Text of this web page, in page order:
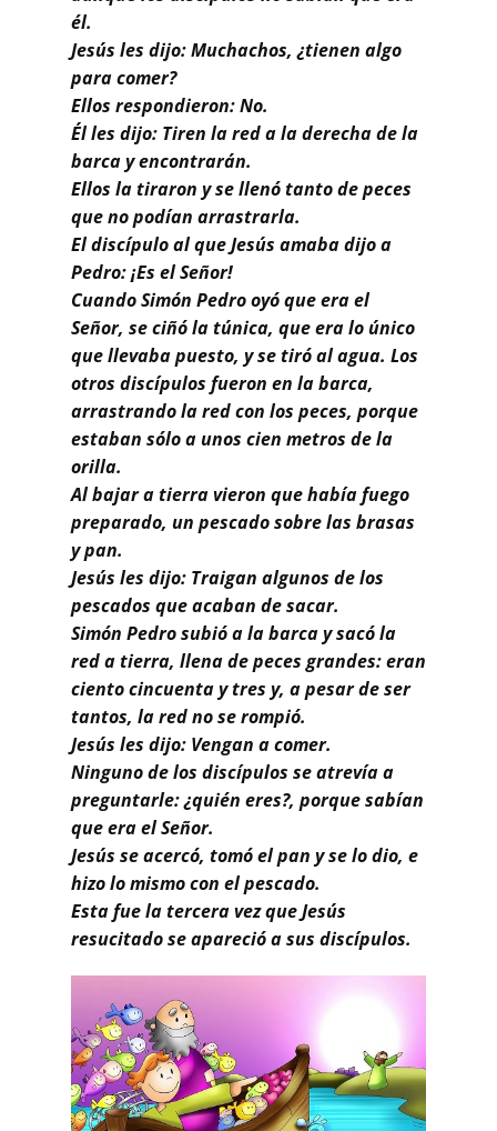
él.
Jesús les dijo: Muchachos, ¿tienen algo
para comer?
Ellos respondieron: No.
Él les dijo: Tiren la red a la derecha de la
barca y encontrarán.
Ellos la tiraron y se llenó tanto de peces
que no podían arrastrarla.
El discípulo al que Jesús amaba dijo a
Pedro: ¡Es el Señor!
Cuando Simón Pedro oyó que era el
Señor, se ciñó la túnica, que era lo único
que llevaba puesto, y se tiró al agua. Los
otros discípulos fueron en la barca,
arrastrando la red con los peces, porque
estaban sólo a unos cien metros de la
orilla.
Al bajar a tierra vieron que había fuego
preparado, un pescado sobre las brasas
y pan.
Jesús les dijo: Traigan algunos de los
pescados que acaban de sacar.
Simón Pedro subió a la barca y sacó la
red a tierra, llena de peces grandes: eran
ciento cincuenta y tres y, a pesar de ser
tantos, la red no se rompió.
Jesús les dijo: Vengan a comer.
Ninguno de los discípulos se atrevía a
preguntarle: ¿quién eres?, porque sabían
que era el Señor.
Jesús se acercó, tomó el pan y se lo dio, e
hizo lo mismo con el pescado.
Esta fue la tercera vez que Jesús
resucitado se apareció a sus discípulos.